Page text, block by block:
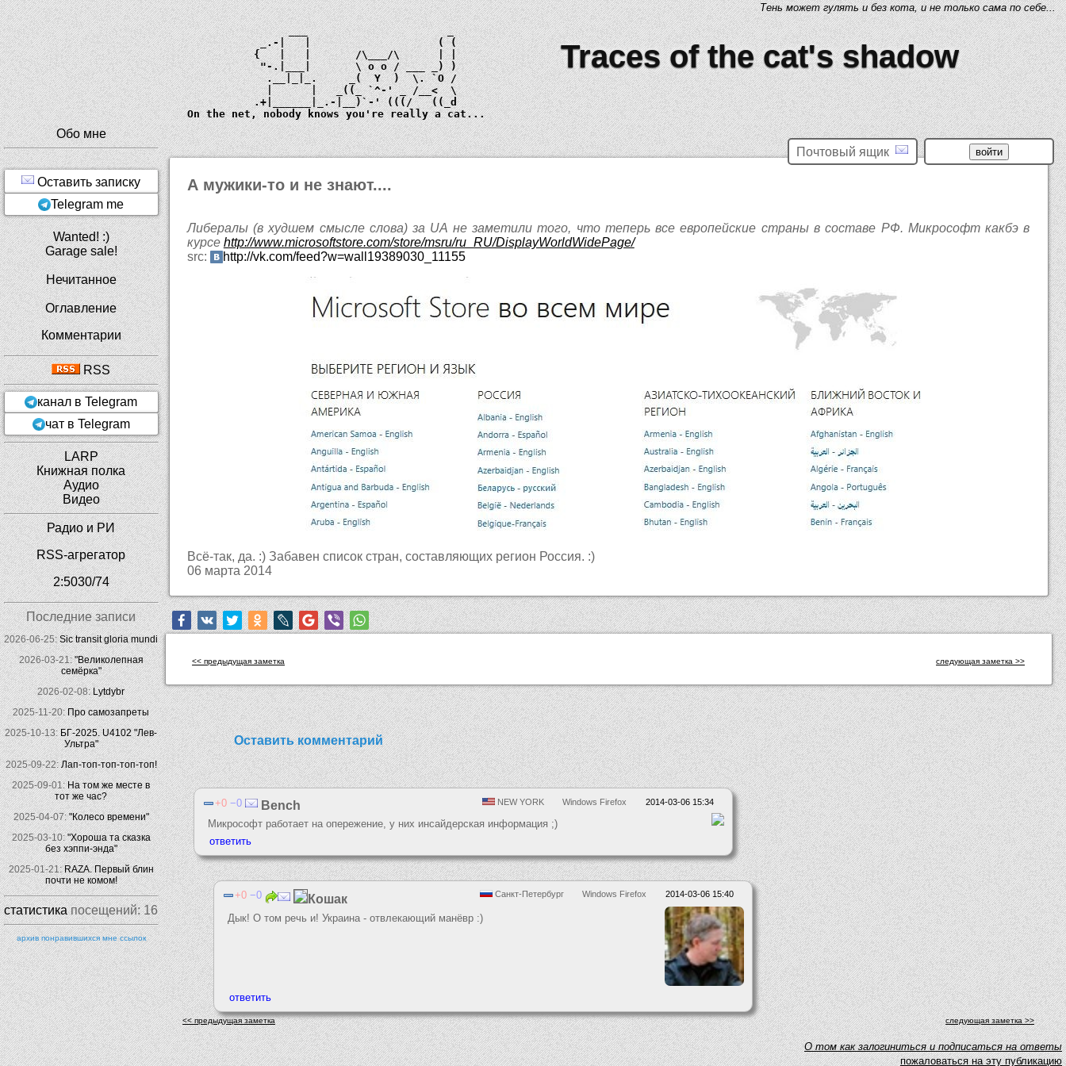
Тень может гулять и без кота, и не только сама по себе...
             ___
               _
         _.-|   |
              ( (
        {   |   |
/\___/\      | |
         "-.|___|
\ o o
/ ___ _) )
          .__|_|_.
_(  Y  )  \. `O /
          |      |   _
((_ `^-' _ /__<  \
        .+|______|_.-|__)
`-' (((/   ((_d
  On the net, nobody knows you're really a cat...
Traces of the cat's shadow
Почтовый ящик
А мужики-то и не знают....
Либералы (в худшем смысле слова) за UA не заметили того, что теперь все европейские страны в составе РФ. Микрософт какбэ в
курсе http://www.microsoftstore.com/store/msru/ru_RU/DisplayWorldWidePage/
src:
http://vk.com/feed?w=wall19389030_11155
Всё-так, да. :) Забавен список стран, составляющих регион Россия. :)
06 марта 2014
<< предыдущая заметка следующая заметка >>
Оставить комментарий
2014-03-06 15:34
Windows Firefox
NEW YORK
0 0 Bench
Микрософт работает на опережение, у них инсайдерская информация ;)
2014-03-06 15:40
Windows Firefox
Санкт-Петербург
0 0 Кошак
Дык! О том речь и! Украина - отвлекающий манёвр :)
<< предыдущая заметка следующая заметка >>
Обо мне
Оставить записку
Telegram me
Wanted! :)
Garage sale!
Нечитанное
Оглавление
Комментарии
RSS
канал в Telegram
чат в Telegram
LARP
Книжная полка
Аудио
Видео
Радио и РИ
RSS-агрегатор
2:5030/74
Последние записи
2026-06-25:Sic transit gloria mundi
2026-03-21:"Великолепная
семёрка"
2026-02-08:Lytdybr
2025-11-20:Про самозапреты
2025-10-13:БГ-2025. U4102 "Лев-
Ультра"
2025-09-22:Лап-топ-топ-топ-топ!
2025-09-01:На том же месте в
тот же час?
2025-04-07:"Колесо времени"
2025-03-10:"Хороша та сказка
без хэппи-энда"
2025-01-21:RAZA. Первый блин
почти не комом!
статистикапосещений:16
архив понравившихся мне ссылок
O том как залогиниться и подписаться на ответы
пожаловаться на эту публикацию